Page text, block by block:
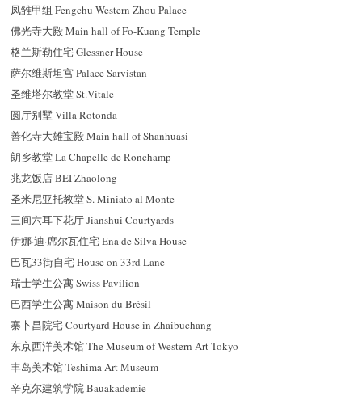
凤雏甲组 Fengchu Western Zhou Palace
佛光寺大殿 Main hall of Fo-Kuang Temple
格兰斯勒住宅 Glessner House
萨尔维斯坦宫 Palace Sarvistan
圣维塔尔教堂 St.Vitale
圆厅别墅 Villa Rotonda
善化寺大雄宝殿 Main hall of Shanhuasi
朗乡教堂 La Chapelle de Ronchamp
兆龙饭店 BEI Zhaolong
圣米尼亚托教堂 S. Miniato al Monte
三间六耳下花厅 Jianshui Courtyards
伊娜·迪·席尔瓦住宅 Ena de Silva House
巴瓦33街自宅 House on 33rd Lane
瑞士学生公寓 Swiss Pavilion
巴西学生公寓 Maison du Brésil
寨卜昌院宅 Courtyard House in Zhaibuchang
东京西洋美术馆 The Museum of Western Art Tokyo
丰岛美术馆 Teshima Art Museum
辛克尔建筑学院 Bauakademie